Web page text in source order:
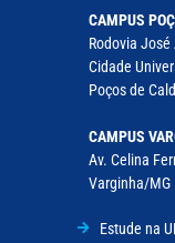
CAMPUS
Rodovia
Cidade
Poços de
CAMPUS
Av. Celina
Varginha/MG
Estude na